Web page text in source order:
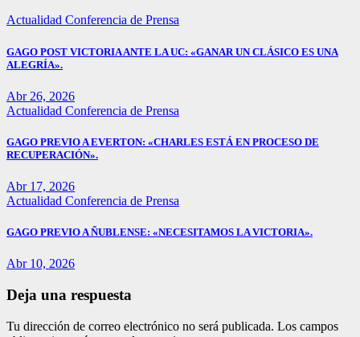
Actualidad Conferencia de Prensa
GAGO POST VICTORIA ANTE LA UC: «GANAR UN CLÁSICO ES UNA
ALEGRÍA».
Abr 26, 2026
Actualidad Conferencia de Prensa
GAGO PREVIO A EVERTON: «CHARLES ESTÁ EN PROCESO DE
RECUPERACIÓN».
Abr 17, 2026
Actualidad Conferencia de Prensa
GAGO PREVIO A ÑUBLENSE: «NECESITAMOS LA VICTORIA».
Abr 10, 2026
Deja una respuesta
Tu dirección de correo electrónico no será publicada. Los campos